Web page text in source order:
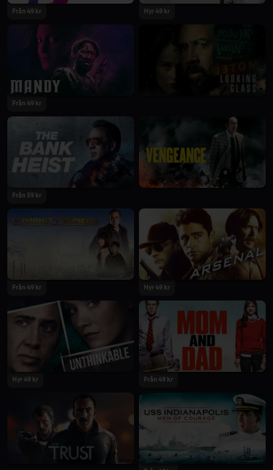
Från 49 kr Hyr 49 kr
Från 49 kr
Från 59 kr
Från 49 kr Hyr 49 kr
Hyr 49 kr Från 49 kr